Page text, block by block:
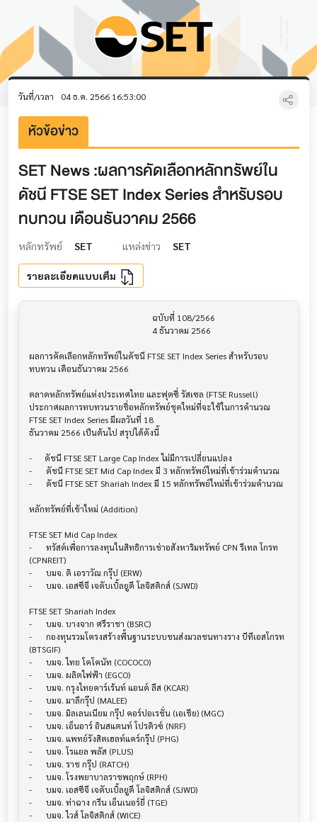
วันที่/เวลา 04 ธ.ค. 2566 16:53:00
หัวข้อข่าว
SET News :ผลการคัดเลือกหลักทรัพย์ใน
ดัชนี FTSE SET Index Series สำหรับรอบ
ทบทวน เดือนธันวาคม 2566
หลักทรัพย์ SET แหล่งข่าว SET
รายละเอียดแบบเต็ม
ผลการคัดเลือกหลักทรัพย์ในดัชนี FTSE SET Index Series สำหรับรอบ
ทบทวน เดือนธันวาคม 2566
ตลาดหลักทรัพย์แห่งประเทศไทย และฟุตซี่ รัสเซล (FTSE Russell)
ประกาศผลการทบทวนรายชื่อหลักทรัพย์ชุดใหม่ที่จะใช้ในการคำนวณ
FTSE SET Index Series มีผลวันที่ 18
ธันวาคม 2566 เป็นต้นไป สรุปได้ดังนี้
-      ดัชนี FTSE SET Large Cap Index ไม่มีการเปลี่ยนแปลง
-	ดัชนี FTSE SET Mid Cap Index มี 3 หลักทรัพย์ใหม่ที่เข้าร่วมคำนวณ
-	ดัชนี FTSE SET Shariah Index มี 15 หลักทรัพย์ใหม่ที่เข้าร่วมคำนวณ
หลักทรัพย์ที่เข้าใหม่ (Addition)
FTSE SET Mid Cap Index
-	ทรัสต์เพื่อการลงทุนในสิทธิการเช่าอสังหาริมทรัพย์ CPN รีเทล โกรท
(CPNREIT)
-	บมจ. ดิ เอราวัณ กรุ๊ป (ERW)
-	บมจ. เอสซีจี เจดับเบิ้ลยูดี โลจิสติกส์ (SJWD)
FTSE SET Shariah Index
-	บมจ. บางจาก ศรีราชา (BSRC)
-	กองทุนรวมโครงสร้างพื้นฐานระบบขนส่งมวลชนทางราง บีทีเอสโกรท
(BTSGIF)
-	บมจ. ไทย โคโคนัท (COCOCO)
-	บมจ. ผลิตไฟฟ้า (EGCO)
-	บมจ. กรุงไทยคาร์เร้นท์ แอนด์ ลีส (KCAR)
-	บมจ. มาลีกรุ๊ป (MALEE)
-	บมจ. มิลเลนเนียม กรุ๊ป คอร์ปอเรชั่น (เอเชีย) (MGC)
-	บมจ. เอ็นอาร์ อินสแตนท์ โปรดิวซ์ (NRF)
-	บมจ. แพทย์รังสิตเฮลท์แคร์กรุ๊ป (PHG)
-	บมจ. โรแยล พลัส (PLUS)
-	บมจ. ราช กรุ๊ป (RATCH)
-	บมจ. โรงพยาบาลราชพฤกษ์ (RPH)
-	บมจ. เอสซีจี เจดับเบิ้ลยูดี โลจิสติกส์ (SJWD)
-	บมจ. ท่าฉาง กรีน เอ็นเนอร์ยี่ (TGE)
-	บมจ. ไวส์ โลจิสติกส์ (WICE)